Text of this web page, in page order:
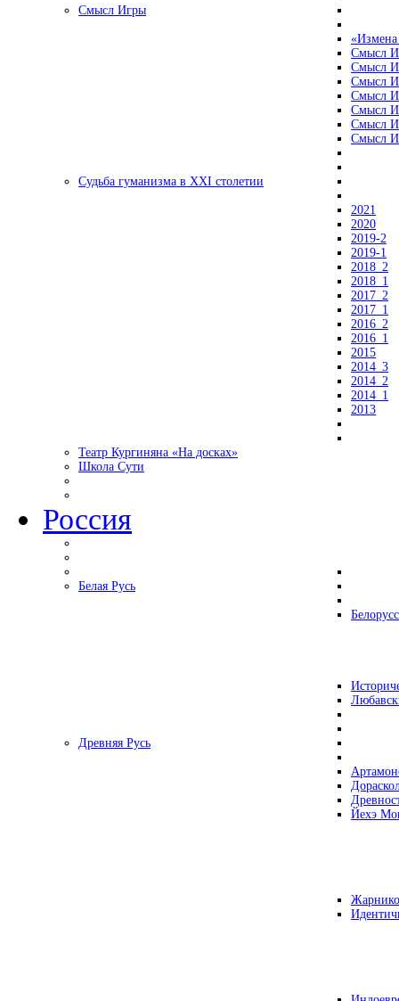
Смысл Игры
«Измена
Смысл
Смысл
Смысл
Смысл
Смысл
Смысл
Смысл
Судьба гуманизма в XXI столетии
2021
2020
2019-2
2019-1
2018_2
2018_1
2017_2
2017_1
2016_2
2016_1
2015
2014_3
2014_2
2014_1
2013
Театр Кургиняна «На досках»
Школа Сути
Россия
Белая Русь
Древняя Русь
Йехэ